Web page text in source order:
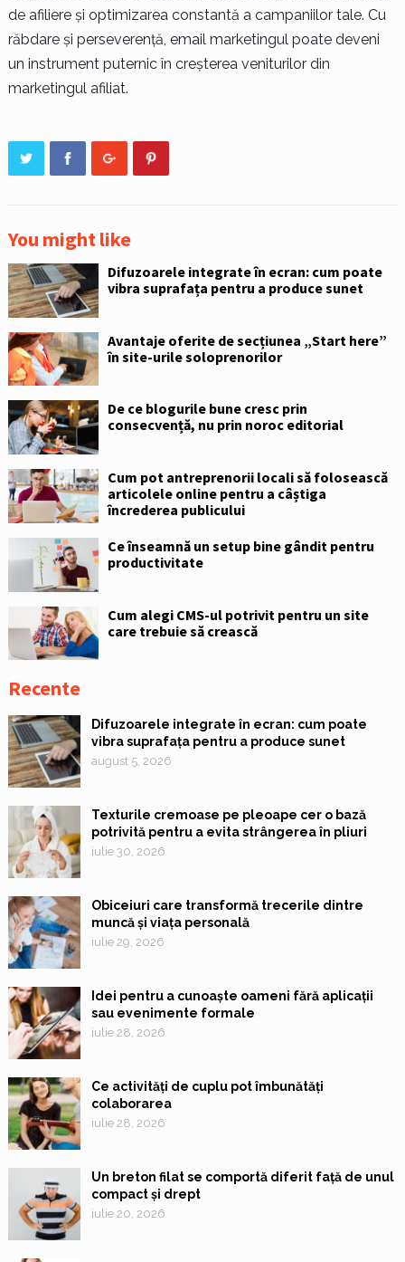
de afiliere și optimizarea constantă a campaniilor tale. Cu
răbdare și perseverență, email marketingul poate deveni
un instrument puternic în creșterea veniturilor din
marketingul afiliat.
You might like
Difuzoarele integrate în ecran: cum poate
vibra suprafața pentru a produce sunet
Avantaje oferite de secțiunea „Start here”
în site-urile soloprenorilor
De ce blogurile bune cresc prin
consecvență, nu prin noroc editorial
Cum pot antreprenorii locali să folosească
articolele online pentru a câștiga
încrederea publicului
Ce înseamnă un setup bine gândit pentru
productivitate
Cum alegi CMS-ul potrivit pentru un site
care trebuie să crească
Recente
Difuzoarele integrate în ecran: cum poate
vibra suprafața pentru a produce sunet
august 5, 2026
Texturile cremoase pe pleoape cer o bază
potrivită pentru a evita strângerea în pliuri
iulie 30, 2026
Obiceiuri care transformă trecerile dintre
muncă și viața personală
iulie 29, 2026
Idei pentru a cunoaște oameni fără aplicații
sau evenimente formale
iulie 28, 2026
Ce activități de cuplu pot îmbunătăți
colaborarea
iulie 28, 2026
Un breton filat se comportă diferit față de unul
compact și drept
iulie 20, 2026